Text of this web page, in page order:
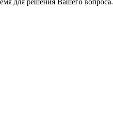
для решения Вашего вопроса.